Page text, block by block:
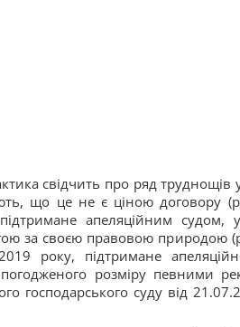
свідчить про ряд труднощів
що це не є ціною договору
апеляційним судом,
за своєю правовою природою
року, підтримане
розміру певними
господарського суду від